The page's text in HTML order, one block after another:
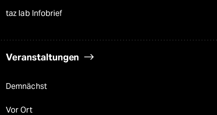
taz lab Infobrief
Veranstaltungen
Demnächst
Vor Ort